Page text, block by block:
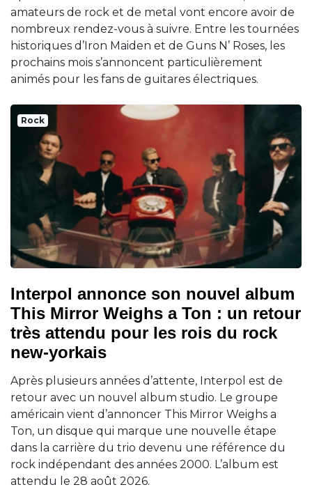
amateurs de rock et de metal vont encore avoir de
nombreux rendez-vous à suivre. Entre les tournées
historiques d’Iron Maiden et de Guns N’ Roses, les
prochains mois s’annoncent particulièrement
animés pour les fans de guitares électriques.
Rock
Interpol annonce son nouvel album
This Mirror Weighs a Ton : un retour
très attendu pour les rois du rock
new-yorkais
Après plusieurs années d’attente, Interpol est de
retour avec un nouvel album studio. Le groupe
américain vient d’annoncer This Mirror Weighs a
Ton, un disque qui marque une nouvelle étape
dans la carrière du trio devenu une référence du
rock indépendant des années 2000. L’album est
attendu le 28 août 2026.